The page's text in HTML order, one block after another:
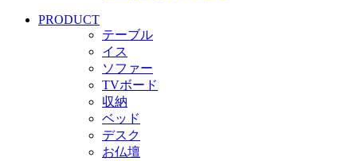
PRODUCT
テーブル
イス
ソファー
TVボード
収納
ベッド
デスク
お仏壇